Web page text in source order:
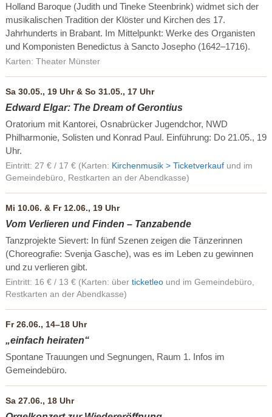
Holland Baroque (Judith und Tineke Steenbrink) widmet sich der
musikalischen Tradition der Klöster und Kirchen des 17.
Jahrhunderts in Brabant. Im Mittelpunkt: Werke des Organisten
und Komponisten Benedictus à Sancto Josepho (1642–1716).
Karten: Theater Münster
Sa 30.05., 19 Uhr & So 31.05., 17 Uhr
Edward Elgar: The Dream of Gerontius
Oratorium mit Kantorei, Osnabrücker Jugendchor, NWD
Philharmonie, Solisten und Konrad Paul. Einführung: Do 21.05., 19
Uhr.
Eintritt: 27 € / 17 € (Karten: Kirchenmusik > Ticketverkauf und im
Gemeindebüro, Restkarten an der Abendkasse)
Mi 10.06. & Fr 12.06., 19 Uhr
Vom Verlieren und Finden – Tanzabende
Tanzprojekte Sievert: In fünf Szenen zeigen die Tänzerinnen
(Choreografie: Svenja Gasche), was es im Leben zu gewinnen
und zu verlieren gibt.
Eintritt: 16 € / 13 € (Karten: über ticketleound im Gemeindebüro,
Restkarten an der Abendkasse)
Fr 26.06., 14–18 Uhr
„einfach heiraten“
Spontane Trauungen und Segnungen, Raum 1. Infos im
Gemeindebüro.
Sa 27.06., 18 Uhr